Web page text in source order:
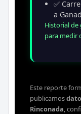
✅
a
Historial de
para medir
Este reporte
publicamos
Rinconada,